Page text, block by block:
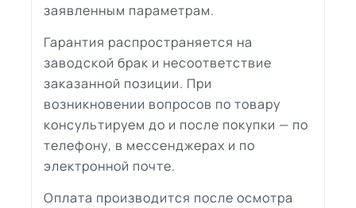
заявленным параметрам.
Гарантия распространяется на
заводской брак и несоответствие
заказанной позиции. При
возникновении вопросов по товару
консультируем до и после покупки — по
телефону, в мессенджерах и по
электронной почте.
Оплата производится после осмотра